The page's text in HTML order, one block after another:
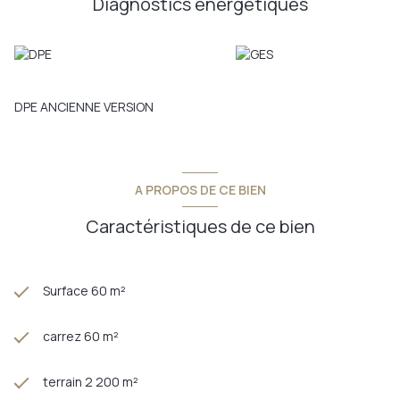
sont disponibles sur le siteGéorisques
DPE ANCIENNE VERSION
A PROPOS DE CE BIEN
Caractéristiques de ce bien
Surface 60 m²
carrez 60 m²
terrain 2 200 m²